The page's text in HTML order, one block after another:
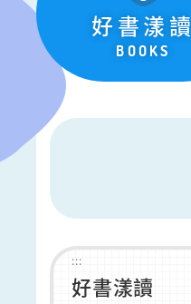
好書漾讀
BOOKS
:::
好書漾讀